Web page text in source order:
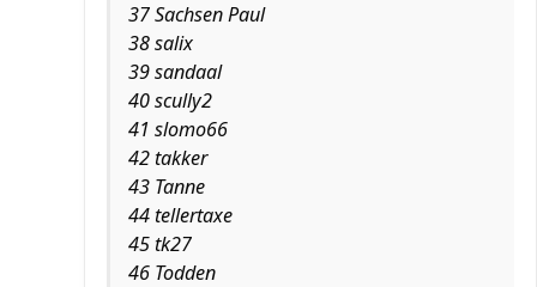
37 Sachsen Paul
38 salix
39 sandaal
40 scully2
41 slomo66
42 takker
43 Tanne
44 tellertaxe
45 tk27
46 Todden